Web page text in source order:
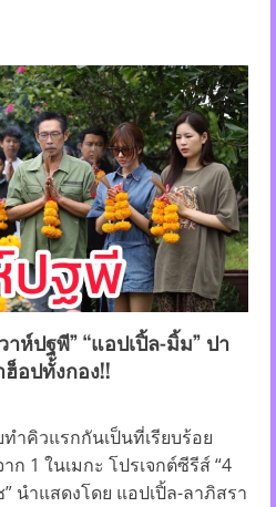
ห์ปฐพี” “แอปเปิ้ล-มิ้ม” ปา
อปทั้งกอง!!
ำคิวแรกกันเป็นที่เรียบร้อย
ก 1 ในเมกะ โปรเจกต์ซีรีส์ “4
นำแสดงโดย แอปเปิ้ล-ลาภิสรา